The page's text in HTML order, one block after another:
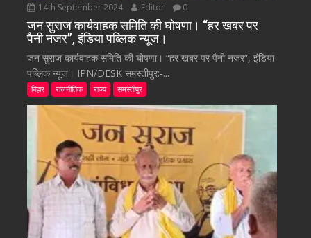
14th September 2024 Editor 0
जन सुराज कार्यवाहक समिति की घोषणा। “हर खबर पर
पैनी नजर”, इंडिया पब्लिक न्यूज।
जन सुराज कार्यवाहक समिति की घोषणा। “हर खबर पर पैनी नजर”, इंडिया
पब्लिक न्यूज। IPN/DESK समस्तीपुर:-...
बिहार राजनीतिक राज्य समस्तीपुर